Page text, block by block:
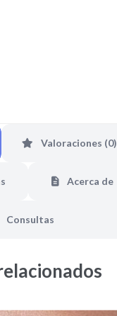
Valoraciones (0)
Acerca de
Consultas